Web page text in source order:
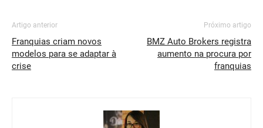
Artigo anterior
Franquias criam novos
modelos para se adaptar à
crise
Próximo artigo
BMZ Auto Brokers registra
aumento na procura por
franquias